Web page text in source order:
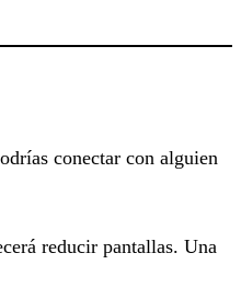
conectar con alguien
reducir pantallas. Una